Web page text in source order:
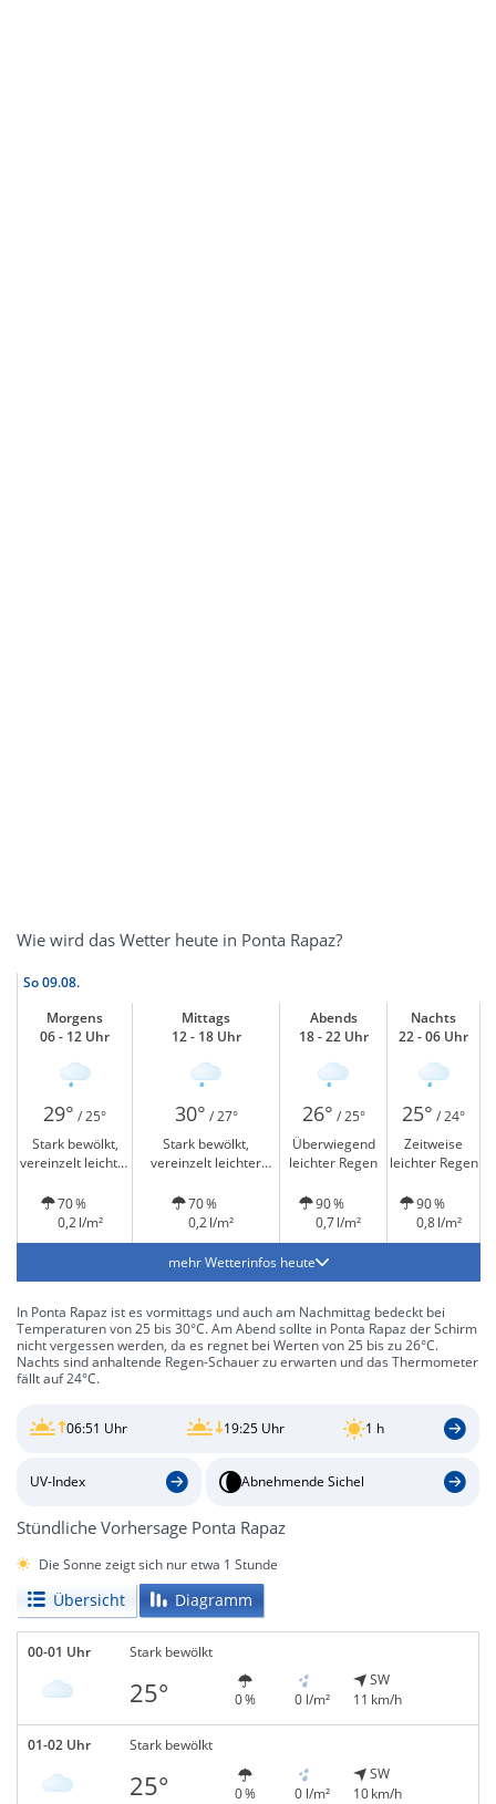
Wie wird das Wetter heute in Ponta Rapaz?
So09.08.
Morgens
06 - 12 Uhr
Mittags
12 - 18 Uhr
Abends
18 - 22 Uhr
Nachts
22 - 06 Uhr
29° / 25° 30° / 27° 26° / 25° 25° / 24°
Stark bewölkt,
vereinzelt leichter
Stark bewölkt,
vereinzelt leichter
Überwiegend
leichter Regen
Zeitweise
leichter Regen
70 %
0,2 l/m²
70 %
0,2 l/m²
90 %
0,7 l/m²
90 %
0,8 l/m²
mehr Wetterinfos heute
In Ponta Rapaz ist es vormittags und auch am Nachmittag bedeckt bei
Temperaturen von 25 bis 30°C. Am Abend sollte in Ponta Rapaz der Schirm
nicht vergessen werden, da es regnet bei Werten von 25 bis zu 26°C.
Nachts sind anhaltende Regen-Schauer zu erwarten und das Thermometer
fällt auf 24°C.
06:51 Uhr 19:25 Uhr 1 h
UV-Index Abnehmende Sichel
Stündliche Vorhersage Ponta Rapaz
Die Sonne zeigt sich nur etwa 1 Stunde
Übersicht Diagramm
00-01 Uhr Stark bewölkt
25° 0 % 0 l/m²
SW
11 km/h
01-02 Uhr Stark bewölkt
25° 0 % 0 l/m²
SW
10 km/h